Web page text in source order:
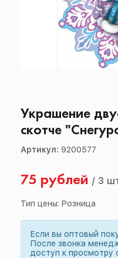
Украшение
скотче
Артикул: 9200577
75 рублей / 3
Тип цены: Розница
Если вы оптовый
После звонка
доступ к просмотру